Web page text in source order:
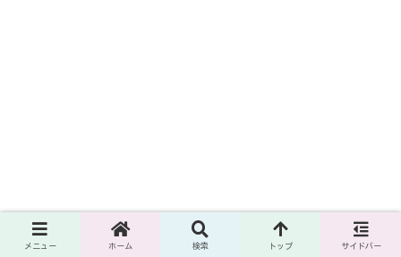
メニュー ホーム 検索 トップ サイドバー